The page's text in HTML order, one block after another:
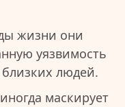
жизни они
уязвимость
людей.
маскирует